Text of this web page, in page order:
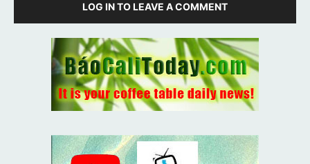
LOG IN TO LEAVE A COMMENT